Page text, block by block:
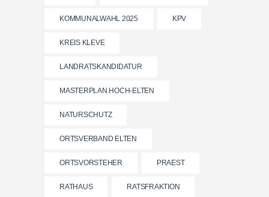
KOMMUNALWAHL 2025 KPV
KREIS KLEVE
LANDRATSKANDIDATUR
MASTERPLAN HOCH-ELTEN
NATURSCHUTZ
ORTSVERBAND ELTEN
ORTSVORSTEHER PRAEST
RATHAUS RATSFRAKTION